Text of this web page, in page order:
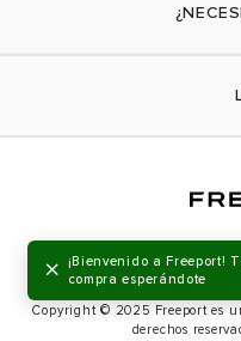
×
¡Bienvenido a Freeport!
compra esperándote
Aviso
Política de
Política
Copyright © 2025 Freeport es
derechos